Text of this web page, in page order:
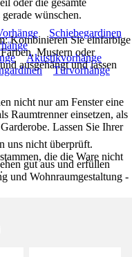
oder die gesamte
wünschen.
Kombinieren Sie einfarbige
Mustern oder
ausgehängt und lassen
nicht nur am Fenster eine
Raumtrenner einsetzen, als
Lassen Sie Ihrer
gut aus und erfüllen
und Wohnraumgestaltung -
Schiebegardinen
Akustikvorhänge
Türvorhänge
uns nicht überprüft.
die die Ware nicht